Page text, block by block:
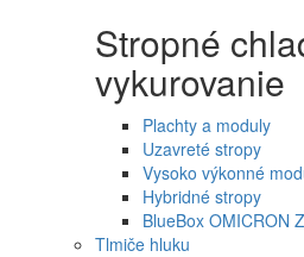
Stropné
vykurovanie
Plachty a moduly
Uzavreté stropy
Vysoko výkonné
Hybridné stropy
BlueBox OMICRON
Tlmiče hluku